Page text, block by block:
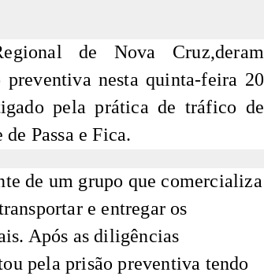
de Nova Cruz,deram
nesta quinta-feira 20
pela prática de tráfico de
Passa e Fica.
de um grupo que comercializa
e entregar os
Após as diligências
pela prisão preventiva tendo